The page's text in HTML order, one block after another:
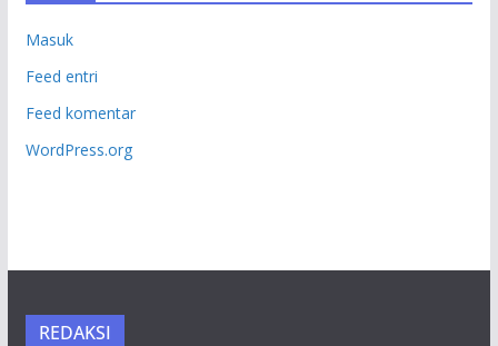
Masuk
Feed entri
Feed komentar
WordPress.org
REDAKSI